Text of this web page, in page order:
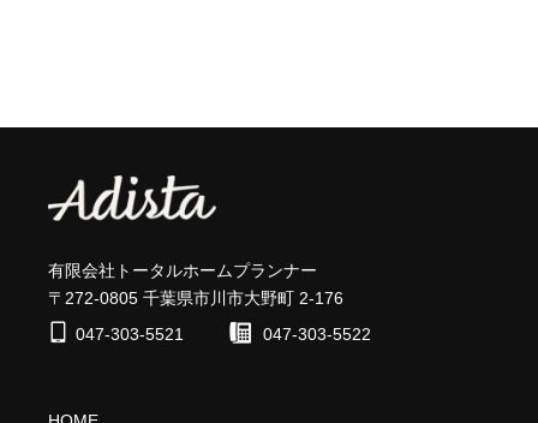
有限会社トータルホームプランナー
〒272-0805 千葉県市川市大野町 2-176
047-303-5521
047-303-5522